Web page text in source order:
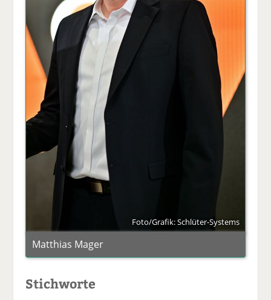
Foto/Grafik: Schlüter-Systems
Matthias Mager
Stichworte